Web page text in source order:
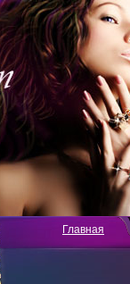
Главная